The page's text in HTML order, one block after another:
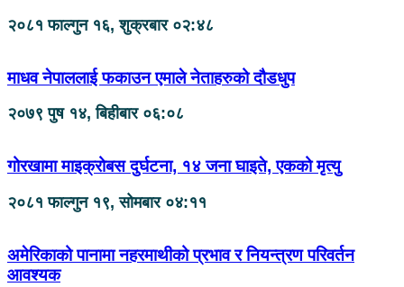
२०८१ फाल्गुन १६, शुक्रबार ०२:४८
माधव नेपाललाई फकाउन एमाले नेताहरुको दौडधुप
२०७९ पुष १४, बिहीबार ०६:०८
गोरखामा माइक्रोबस दुर्घटना, १४ जना घाइते, एकको मृत्यु
२०८१ फाल्गुन १९, सोमबार ०४:११
अमेरिकाको पानामा नहरमाथीको प्रभाव र नियन्त्रण परिवर्तन
आवश्यक